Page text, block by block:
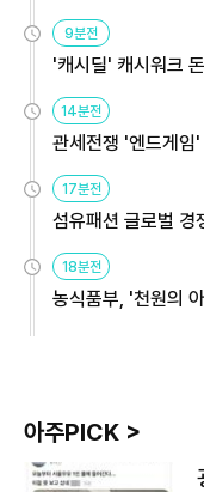
9분전
'캐시딜' 캐시워크
14분전
관세전쟁 '엔드게임
17분전
섬유패션 글로벌
18분전
농식품부, '천원의
아주PICK >